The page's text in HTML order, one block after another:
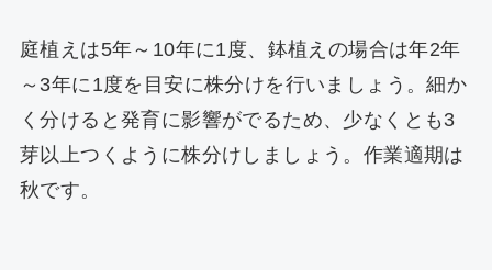
庭植えは5年～10年に1度、鉢植えの場合は年2年
～3年に1度を目安に株分けを行いましょう。細か
く分けると発育に影響がでるため、少なくとも3
芽以上つくように株分けしましょう。作業適期は
秋です。